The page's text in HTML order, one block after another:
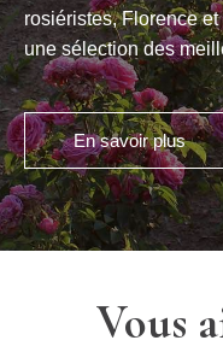
rosiéristes, Florence
une sélection des
En savoir plus
Vous